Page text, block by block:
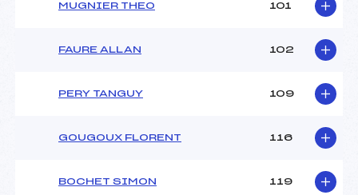
MUGNIER THEO 101
FAURE ALLAN 102
PERY TANGUY 109
GOUGOUX FLORENT 116
BOCHET SIMON 119